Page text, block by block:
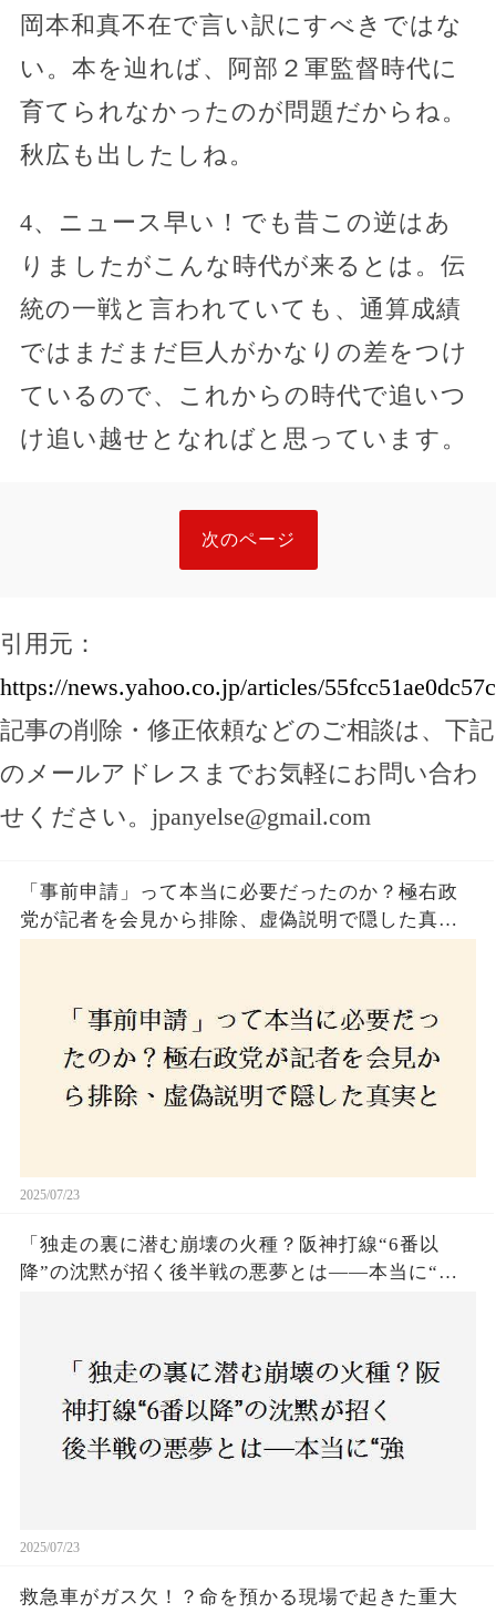
岡本和真不在で言い訳にすべきではな
い。本を辿れば、阿部２軍監督時代に
育てられなかったのが問題だからね。
秋広も出したしね。
4、ニュース早い！でも昔この逆はあ
りましたがこんな時代が来るとは。伝
統の一戦と言われていても、通算成績
ではまだまだ巨人がかなりの差をつけ
ているので、これからの時代で追いつ
け追い越せとなればと思っています。
次のページ
引用元：
https://news.yahoo.co.jp/articles/
記事の削除・修正依頼などのご相談は、下記
のメールアドレスまでお気軽にお問い合わ
せください。 jpanyelse@gmail.com
「事前申請」って本当に必要だったのか？極右政
党が記者を会見から排除、虚偽説明で隠した真実
2025/07/23
「独走の裏に潜む崩壊の火種？阪神打線“6番以
降”の沈黙が招く後半戦の悪夢とは——本当に“強
2025/07/23
救急車がガス欠！？命を預かる現場で起きた重大